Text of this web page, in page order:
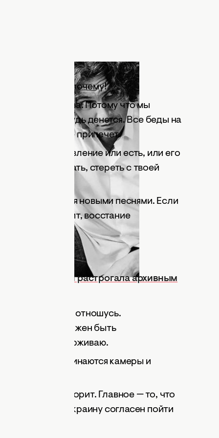
не понимаешь почему!
достоинства. Потому что мы
собой где-нибудь денется. Все беды на
молчим, пока не припечет.
Сопротивление или есть, или его
хотят слизать, стереть с твоей
пополняться новыми песнями. Если
песни, значит, восстание
Могилевская растрогала архивным
я так к этому отношусь.
он должен быть
я его поддерживаю.
там, где начинаются камеры и
человек говорит. Главное — то, что
язык, но за Украину согласен пойти